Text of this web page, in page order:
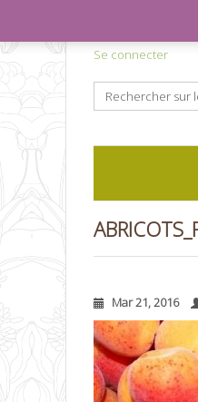
Se connecter
Mar 21, 2016